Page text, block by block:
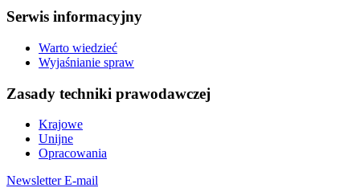
Serwis informacyjny
Warto wiedzieć
Wyjaśnianie spraw
Zasady techniki prawodawczej
Krajowe
Unijne
Opracowania
Newsletter E-mail